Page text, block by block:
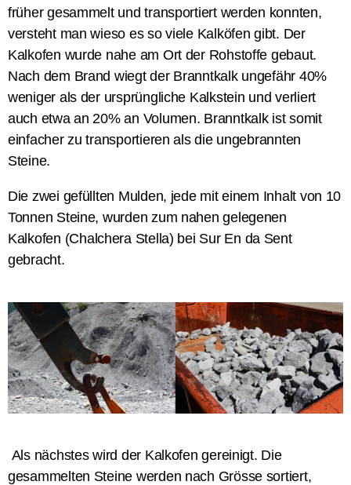
früher gesammelt und transportiert werden konnten,
versteht man wieso es so viele Kalköfen gibt. Der
Kalkofen wurde nahe am Ort der Rohstoffe gebaut.
Nach dem Brand wiegt der Branntkalk ungefähr 40%
weniger als der ursprüngliche Kalkstein und verliert
auch etwa an 20% an Volumen. Branntkalk ist somit
einfacher zu transportieren als die ungebrannten
Steine.
Die zwei gefüllten Mulden, jede mit einem Inhalt von 10
Tonnen Steine, wurden zum nahen gelegenen
Kalkofen (ChalcheraStella) bei SurEn da Sent
gebracht.
Als nächstes wird der Kalkofen gereinigt. Die
gesammelten Steine werden nach Grösse sortiert,